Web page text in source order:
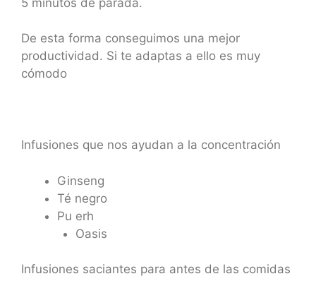
De esta forma conseguimos una mejor
productividad. Si te adaptas a ello es muy
cómodo
Infusiones que nos ayudan a la concentración
Ginseng
Té negro
Pu erh
Oasis
Infusiones saciantes para antes de las comidas